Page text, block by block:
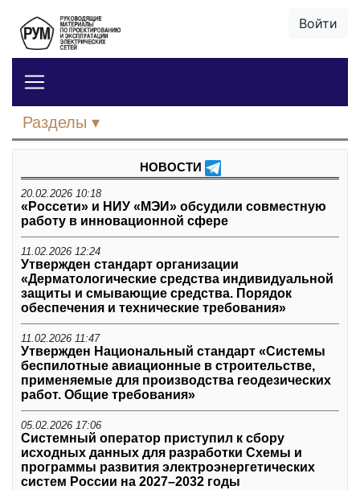
Войти
Разделы
НОВОСТИ
20.02.2026 10:18
«Россети» и НИУ «МЭИ» обсудили совместную
работу в инновационной сфере
11.02.2026 12:24
Утвержден стандарт организации
«Дерматологические средства индивидуальной
защиты и смывающие средства. Порядок
обеспечения и технические требования»
11.02.2026 11:47
Утвержден Национальный стандарт «Системы
беспилотные авиационные в строительстве,
применяемые для производства геодезических
работ. Общие требования»
05.02.2026 17:06
Системный оператор приступил к сбору
исходных данных для разработки Схемы и
программы развития электроэнергетических
систем России на 2027–2032 годы